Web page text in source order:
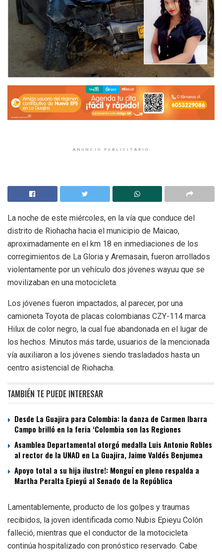
ANUNCIO PUBLICITARIO
La noche de este miércoles, en la vía que conduce del
distrito de Riohacha hacia el municipio de Maicao,
aproximadamente en el km 18 en inmediaciones de los
corregimientos de La Gloria y Aremasain, fueron arrollados
violentamente por un vehículo dos jóvenes wayuu que se
movilizaban en una motocicleta.
Los jóvenes fueron impactados, al parecer, por una
camioneta Toyota de placas colombianas CZY-114 marca
Hilux de color negro, la cual fue abandonada en el lugar de
los hechos. Minutos más tarde, usuarios de la mencionada
vía auxiliaron a los jóvenes siendo trasladados hasta un
centro asistencial de Riohacha.
TAMBIÉN TE PUEDE INTERESAR
Desde La Guajira para Colombia: la danza de Carmen Ibarra
Campo brilló en la feria ‘Colombia son las Regiones
Asamblea Departamental otorgó medalla Luis Antonio Robles
al rector de la UNAD en La Guajira, Jaime Valdés Benjumea
Apoyo total a su hija ilustre!: Monguí en pleno respalda a
Martha Peralta Epieyú al Senado de la República
Lamentablemente, producto de los golpes y traumas
recibidos, la joven identificada como Nubis Epieyu Colón
falleció, mientras que el conductor de la motocicleta
continúa hospitalizado con pronóstico reservado. Cabe